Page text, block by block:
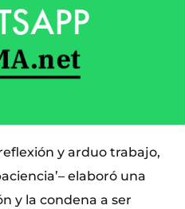
y arduo trabajo,
elaboró una
y la condena a ser